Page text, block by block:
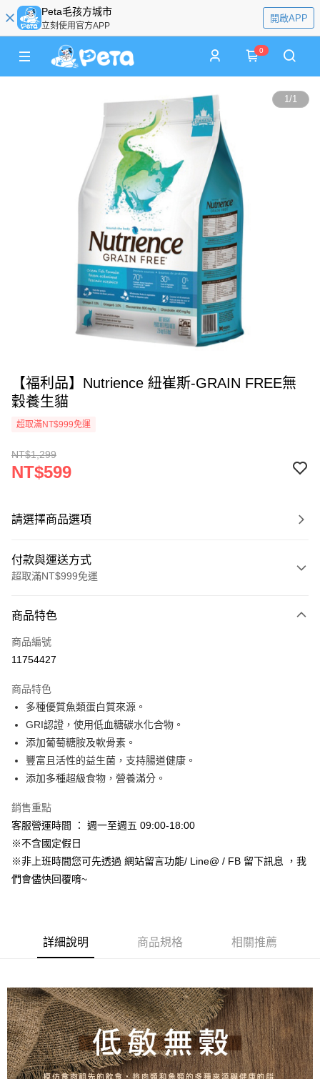
Peta毛孩方城市
立刻使用官方APP
開啟APP
0
1/1
【福利品】Nutrience 紐崔斯-GRAIN FREE無
穀養生貓
超取滿NT$999免運
NT$1,299
NT$599
請選擇商品選項
付款與運送方式
超取滿NT$999免運
信用卡一次付款
信用卡分期付款
合作金庫商業銀行
華南商業銀行
上海商業儲蓄銀行
台北富邦商業銀行
國泰世華商業銀行
臺灣中小企業銀行
台中商業銀行
匯豐（台灣）商業銀行
聯邦商業銀行
元大商業銀行
台新國際商業銀行
中國信託商業銀行
台灣樂天信用卡公司
超商取貨付款
LINE Pay
Apple Pay
街口支付
悠遊付
Google Pay
AFTEE先享後付
相關說明
２．便利：只要手機號碼，簡訊認證，即可結帳。
３．安心：先確認商品／服務後，再付款。
１．於結帳方式選擇「AFTEE先享後付」後，將跳轉至「AFTEE先享後付」
結帳頁面，進行簡訊認證並確認金額後，即可完成結帳。
２．訂單成立數日內，您將收到繳費通知簡訊。
３．收到繳費通知簡訊後14天內，點擊此簡訊中的連結，可透過四大超商／
ATM／網路銀行／等多元方式進行付款，方視為交易完成。
※ 請注意：結帳手續完成當下不需立刻繳費，但若您需要取消訂單，請聯絡
購買商品的店家。未經商家同意取消之訂單仍視為有效，需透過AFTEE先享
運送方式
全家取貨付款_限重5KG
付款後全家取貨_限重5KG
每筆NT$60，滿NT$999(含以上)免運費
萊爾富取貨付款_限重10KG
每筆NT$60，滿NT$999(含以上)免運費
商品特色
商品編號
11754427
商品特色
多種優質魚類蛋白質來源。
GRI認證，使用低血糖碳水化合物。
添加葡萄糖胺及軟骨素。
豐富且活性的益生菌，支持腸道健康。
添加多種超級食物，營養滿分。
銷售重點
客服營運時間 ： 週一至週五 09:00-18:00
※不含國定假日
※非上班時間您可先透過 網站留言功能/ Line@ / FB 留下訊息 ，我
們會儘快回覆唷~
詳細說明 商品規格 相關推薦